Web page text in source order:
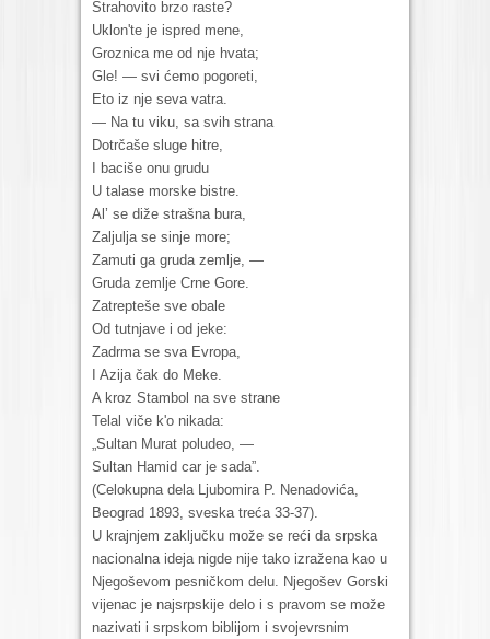
Strahovito brzo raste?
Uklon'te je ispred mene,
Groznica me od nje hvata;
Gle! — svi ćemo pogoreti,
Eto iz nje seva vatra.
— Na tu viku, sa svih strana
Dotrčaše sluge hitre,
I baciše onu grudu
U talase morske bistre.
Al’ se diže strašna bura,
Zaljulja se sinje more;
Zamuti ga gruda zemlje, —
Gruda zemlje Crne Gore.
Zatrepteše sve obale
Od tutnjave i od jeke:
Zadrma se sva Evropa,
I Azija čak do Meke.
A kroz Stambol na sve strane
Telal viče k'o nikada:
„Sultan Murat poludeo, —
Sultan Hamid car je sada”.
(Celokupna dela Ljubomira P. Nenadovića,
Beograd 1893, sveska treća 33-37).
U krajnjem zaključku može se reći da srpska
nacionalna ideja nigde nije tako izražena kao u
Njegoševom pesničkom delu. Njegošev Gorski
vijenac je najsrpskije delo i s pravom se može
nazivati i srpskom biblijom i svojevrsnim